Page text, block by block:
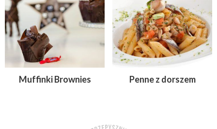
Muffinki Brownies Penne z dorszem